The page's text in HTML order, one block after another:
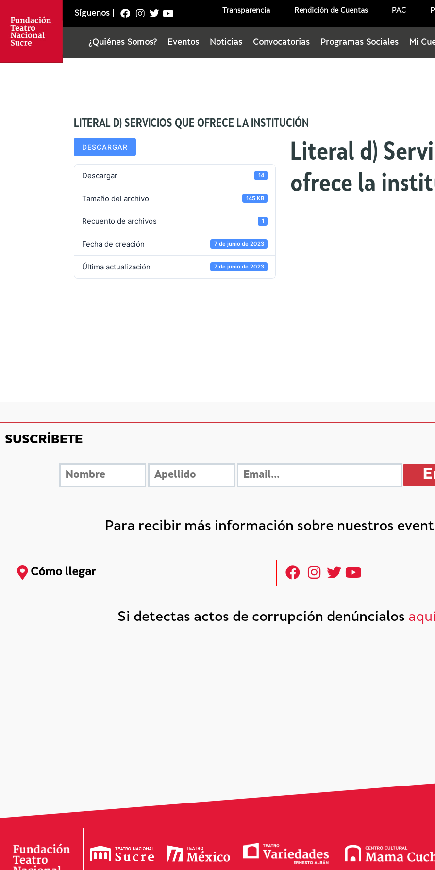
Síguenos Transparencia Rendición de Cuentas PAC
¿Quiénes Somos? Eventos Noticias Convocatorias Programas Sociales Mi
LITERAL D) SERVICIOS QUE OFRECE LA INSTITUCIÓN
DESCARGAR
Descargar 14
Tamaño del archivo 145 KB
Recuento de archivos 1
Fecha de creación 7 de junio de 2023
Última actualización 7 de junio de 2023
Literal d)
ofrece la
SUSCRÍBETE
Para recibir más información sobre nuestros
Cómo llegar
Si detectas actos de corrupción denúncialos aquí